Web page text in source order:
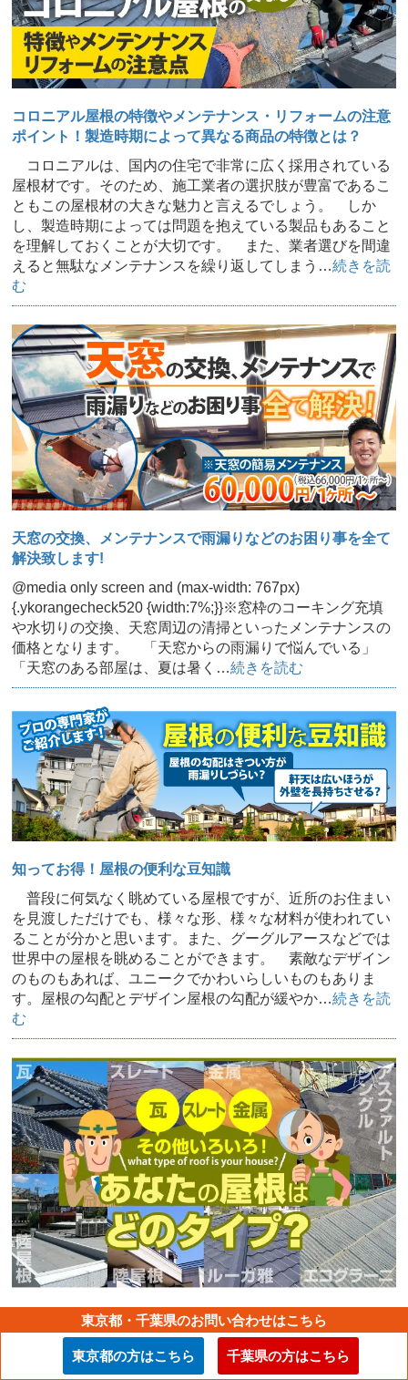
コロニアル屋根の特徴やメンテナンス・リフォームの注意
ポイント！製造時期によって異なる商品の特徴とは？
コロニアルは、国内の住宅で非常に広く採用されている
屋根材です。そのため、施工業者の選択肢が豊富であるこ
ともこの屋根材の大きな魅力と言えるでしょう。 しか
し、製造時期によっては問題を抱えている製品もあること
を理解しておくことが大切です。 また、業者選びを間違
えると無駄なメンテナンスを繰り返してしまう…続きを読
む
天窓の交換、メンテナンスで雨漏りなどのお困り事を全て
解決致します!
@media only screen and (max-width: 767px)
{.ykorangecheck520 {width:7%;}}※窓枠のコーキング充填
や水切りの交換、天窓周辺の清掃といったメンテナンスの
価格となります。 「天窓からの雨漏りで悩んでいる」
「天窓のある部屋は、夏は暑く…続きを読む
知ってお得！屋根の便利な豆知識
普段に何気なく眺めている屋根ですが、近所のお住まい
を見渡しただけでも、様々な形、様々な材料が使われてい
ることが分かと思います。また、グーグルアースなどでは
世界中の屋根を眺めることができます。 素敵なデザイン
のものもあれば、ユニークでかわいらしいものもありま
す。屋根の勾配とデザイン屋根の勾配が緩やか…続きを読
む
瓦・スレート・金属 あなたの屋根はどのタイプ？
和風と洋風のテイスト、現代的と伝統的の時代感、現在
はそれらの枠を飛び越えた様々なデザインの建築が増えま
東京都・千葉県のお問い合わせはこちら
東京都の方はこちら 千葉県の方はこちら